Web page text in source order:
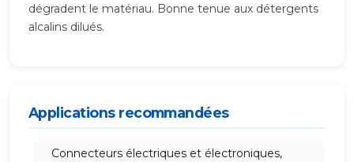
dégradent le matériau. Bonne tenue aux détergents
alcalins dilués.
Applications recommandées
Connecteurs électriques et électroniques,